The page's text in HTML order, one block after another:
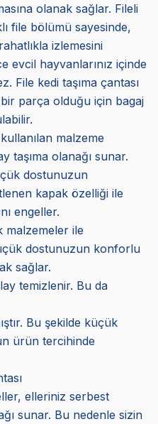
olanak sağlar. Fileli
file bölümü sayesinde,
izlemesini
evcil hayvanlarınız içinde
File kedi taşıma çantası
parça olduğu için bagaj
malzeme
taşıma olanağı sunar.
dostunuzun
kapak özelliği ile
engeller.
malzemeler ile
dostunuzun konforlu
sağlar.
temizlenir. Bu da
Bu şekilde küçük
ürün tercihinde
elleriniz serbest
sunar. Bu nedenle sizin